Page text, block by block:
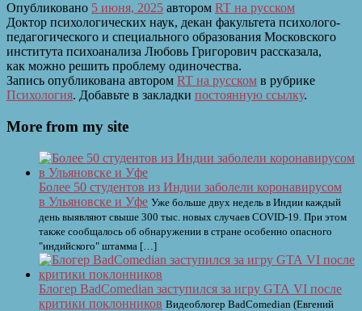
Опубликовано 5 июня, 2025 автором RT на русском
Доктор психологических наук, декан факультета психолого-
педагогического и специального образования Московского
института психоанализа Любовь Григорович рассказала,
как можно решить проблему одиночества.
Запись опубликована автором RT на русском в рубрике
Психология. Добавьте в закладки постоянную ссылку.
More from my site
Более 50 студентов из Индии заболели коронавирусом
в Ульяновске и Уфе Уже больше двух недель в Индии каждый
день выявляют свыше 300 тыс. новых случаев COVID-19. При этом
также сообщалось об обнаружении в стране особенно опасного
"индийского" штамма […]
Блогер BadComedian заступился за игру GTA VI после
критики поклонников Видеоблогер BadComedian (Евгений